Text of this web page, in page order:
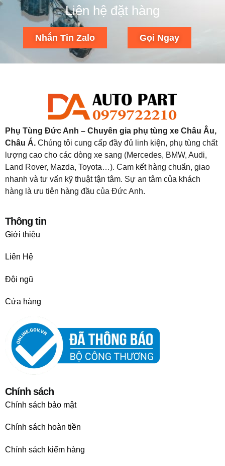
Liên hệ đặt hàng
Nhắn Tin Zalo Gọi Ngay
Phụ Tùng Đức Anh – Chuyên gia phụ tùng xe Châu Âu,
Châu Á. Chúng tôi cung cấp đầy đủ linh kiện, phụ tùng chất
lượng cao cho các dòng xe sang (Mercedes, BMW, Audi,
Land Rover, Mazda, Toyota…). Cam kết hàng chuẩn, giao
nhanh và tư vấn kỹ thuật tận tâm. Sự an tâm của khách
hàng là ưu tiên hàng đầu của Đức Anh.
Thông tin
Giới thiệu
Liên Hệ
Đội ngũ
Cửa hàng
Chính sách
Chính sách bảo mật
Chính sách hoàn tiền
Chính sách kiểm hàng